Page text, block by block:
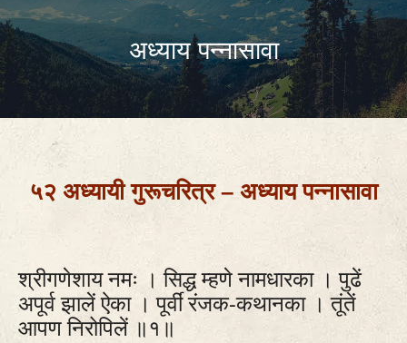
अध्याय पन्नासावा
५२ अध्यायी गुरूचरित्र – अध्याय पन्नासावा
श्रीगणेशाय नमः । सिद्ध म्हणे नामधारका । पुढें
अपूर्व झालें ऐका । पूर्वीं रंजक-कथानका । तूंतें
आपण निरोपिलें ॥१॥